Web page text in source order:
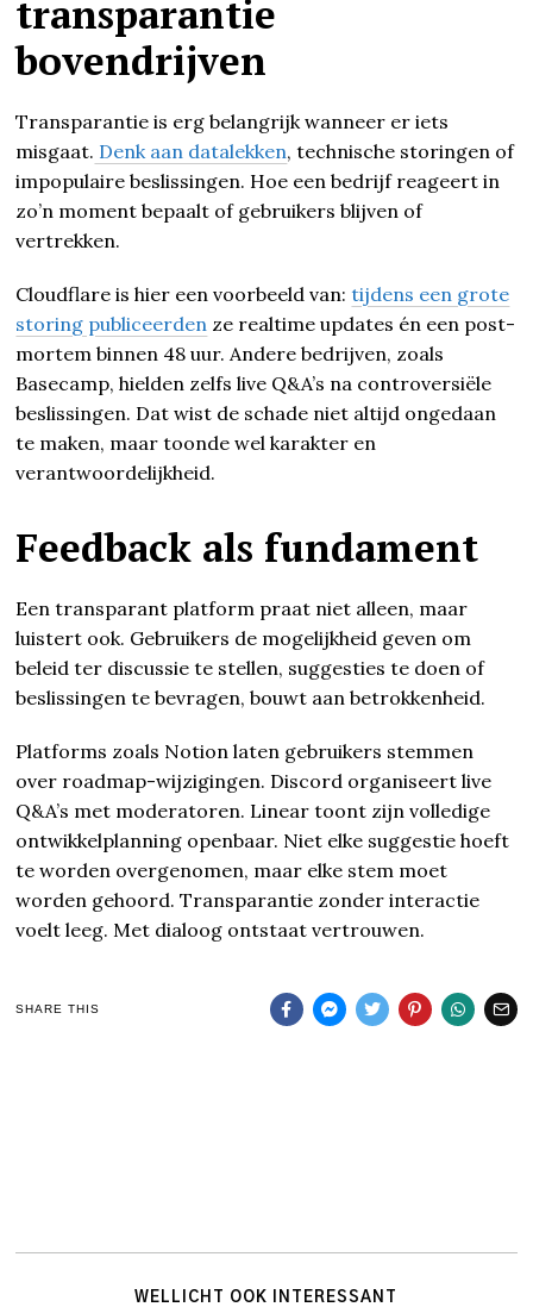
transparantie
bovendrijven
Transparantie is erg belangrijk wanneer er iets
misgaat. Denk aan datalekken, technische storingen of
impopulaire beslissingen. Hoe een bedrijf reageert in
zo’n moment bepaalt of gebruikers blijven of
vertrekken.
Cloudflare is hier een voorbeeld van:tijdens een grote
storing publiceerden ze realtime updates én een post-
mortem binnen 48 uur. Andere bedrijven, zoals
Basecamp, hielden zelfs live Q&A’s na controversiële
beslissingen. Dat wist de schade niet altijd ongedaan
te maken, maar toonde wel karakter en
verantwoordelijkheid.
Feedback als fundament
Een transparant platform praat niet alleen, maar
luistert ook. Gebruikers de mogelijkheid geven om
beleid ter discussie te stellen, suggesties te doen of
beslissingen te bevragen, bouwt aan betrokkenheid.
Platforms zoals Notion laten gebruikers stemmen
over roadmap-wijzigingen. Discord organiseert live
Q&A’s met moderatoren. Linear toont zijn volledige
ontwikkelplanning openbaar. Niet elke suggestie hoeft
te worden overgenomen, maar elke stem moet
worden gehoord. Transparantie zonder interactie
voelt leeg. Met dialoog ontstaat vertrouwen.
SHARE THIS
WELLICHT OOK INTERESSANT